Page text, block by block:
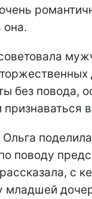
она.
без повода,
признаваться
поводу
с
младшей